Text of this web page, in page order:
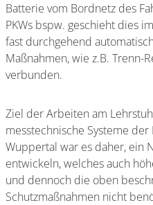
Batterie vom Bordnetz des
PKWs bspw. geschieht dies
fast durchgehend
Maßnahmen, wie z.B. Trenn-
verbunden.
Ziel der Arbeiten am
messtechnische Systeme
Wuppertal war es daher, ein
entwickeln, welches auch
und dennoch die oben
Schutzmaßnahmen nicht